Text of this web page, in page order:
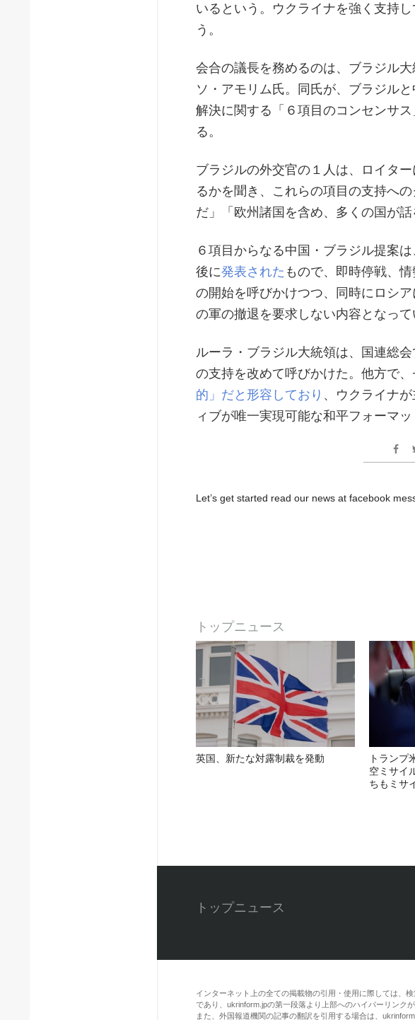
いるという。ウクライナを強く支持
う。
会合の議長を務めるのは、ブラジル
ソ・アモリム氏。同氏が、ブラジル
解決に関する「６項目のコンセンサ
る。
ブラジルの外交官の１人は、ロイタ
るかを聞き、これらの項目の支持へ
だ」「欧州諸国を含め、多くの国が
６項目からなる中国・ブラジル提案
後に発表された もので、即時停戦、
の開始を呼びかけつつ、同時にロシ
の軍の撤退を要求しない内容となって
ルーラ・ブラジル大統領は、国連総
の支持を改めて呼びかけた。他方で
的」だと形容しており 、ウクライナ
ィブが唯一実現可能な和平フォーマッ
Let’s get started read our news at facebook
トップニュース
英国、新たな対露制裁を発動
トランプ
空ミサイ
ちもミサ
トップニュース
インターネット上の全ての掲載物の引用・使用に際しては、
であり、ukrinform.jpの第一段落より上部へのハイパーリンク
また、外国報道機関の記事の翻訳を引用する場合は、